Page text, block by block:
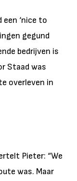
een ‘nice to
gegund
bedrijven is
Staad was
overleven in
Pieter: “We
was. Maar